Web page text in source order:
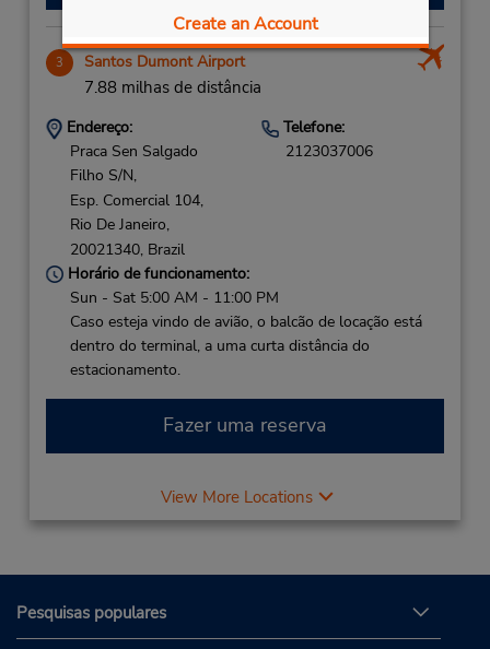
Create an Account
3 Santos Dumont Airport
7.88 milhas de distância
Endereço:
Praca Sen Salgado
Filho S/N,
Esp. Comercial 104,
Rio De Janeiro,
20021340, Brazil
Telefone:
2123037006
Horário de funcionamento:
Sun - Sat 5:00 AM - 11:00 PM
Caso esteja vindo de avião, o balcão de locação está
dentro do terminal, a uma curta distância do
estacionamento.
Fazer uma reserva
View More Locations
Pesquisas populares